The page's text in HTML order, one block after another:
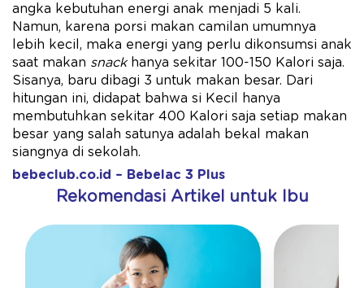
angka kebutuhan energi anak menjadi 5 kali.
Namun, karena porsi makan camilan umumnya
lebih kecil, maka energi yang perlu dikonsumsi anak
saat makan snackhanya sekitar 100-150 Kalori saja.
Sisanya, baru dibagi 3 untuk makan besar. Dari
hitungan ini, didapat bahwa si Kecil hanya
membutuhkan sekitar 400 Kalori saja setiap makan
besar yang salah satunya adalah bekal makan
siangnya di sekolah.
bebeclub.co.id – Bebelac 3 Plus
Rekomendasi Artikel untuk Ibu